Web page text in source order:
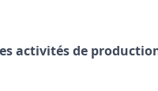
activités de